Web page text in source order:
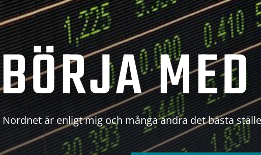
BÖRJA
Nordnet är enligt mig och många andra det bästa